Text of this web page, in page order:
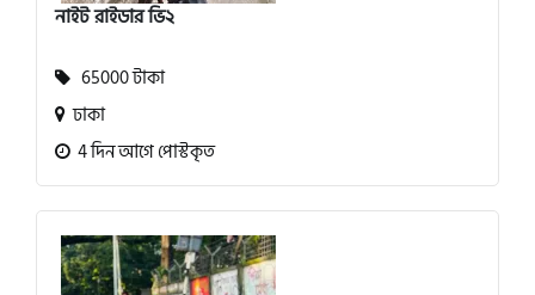
নাইট রাইডার ভি২
65000 টাকা
ঢাকা
4 দিন আগে পোস্টকৃত